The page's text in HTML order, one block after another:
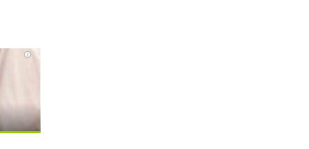
i